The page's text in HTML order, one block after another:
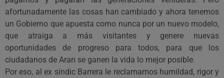
afortunadamente las cosas han cambiado y ahora tenemos
un Gobierno que apuesta como nunca por un nuevo modelo,
que atraiga a más visitantes y genere nuevas
oportunidades de progreso para todos, para que los
ciudadanos de Aran se ganen la vida lo mejor posible.
Por eso, al ex síndic Barrera le reclamamos humildad, rigor y